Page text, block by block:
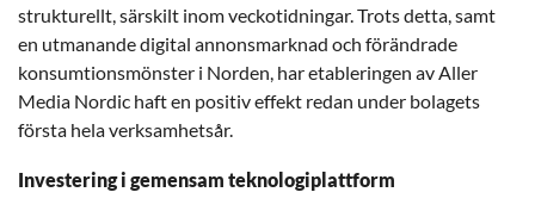
strukturellt, särskilt inom veckotidningar. Trots detta, samt
en utmanande digital annonsmarknad och förändrade
konsumtionsmönster i Norden, har etableringen av Aller
Media Nordic haft en positiv effekt redan under bolagets
första hela verksamhetsår.
Investering i gemensam teknologiplattform